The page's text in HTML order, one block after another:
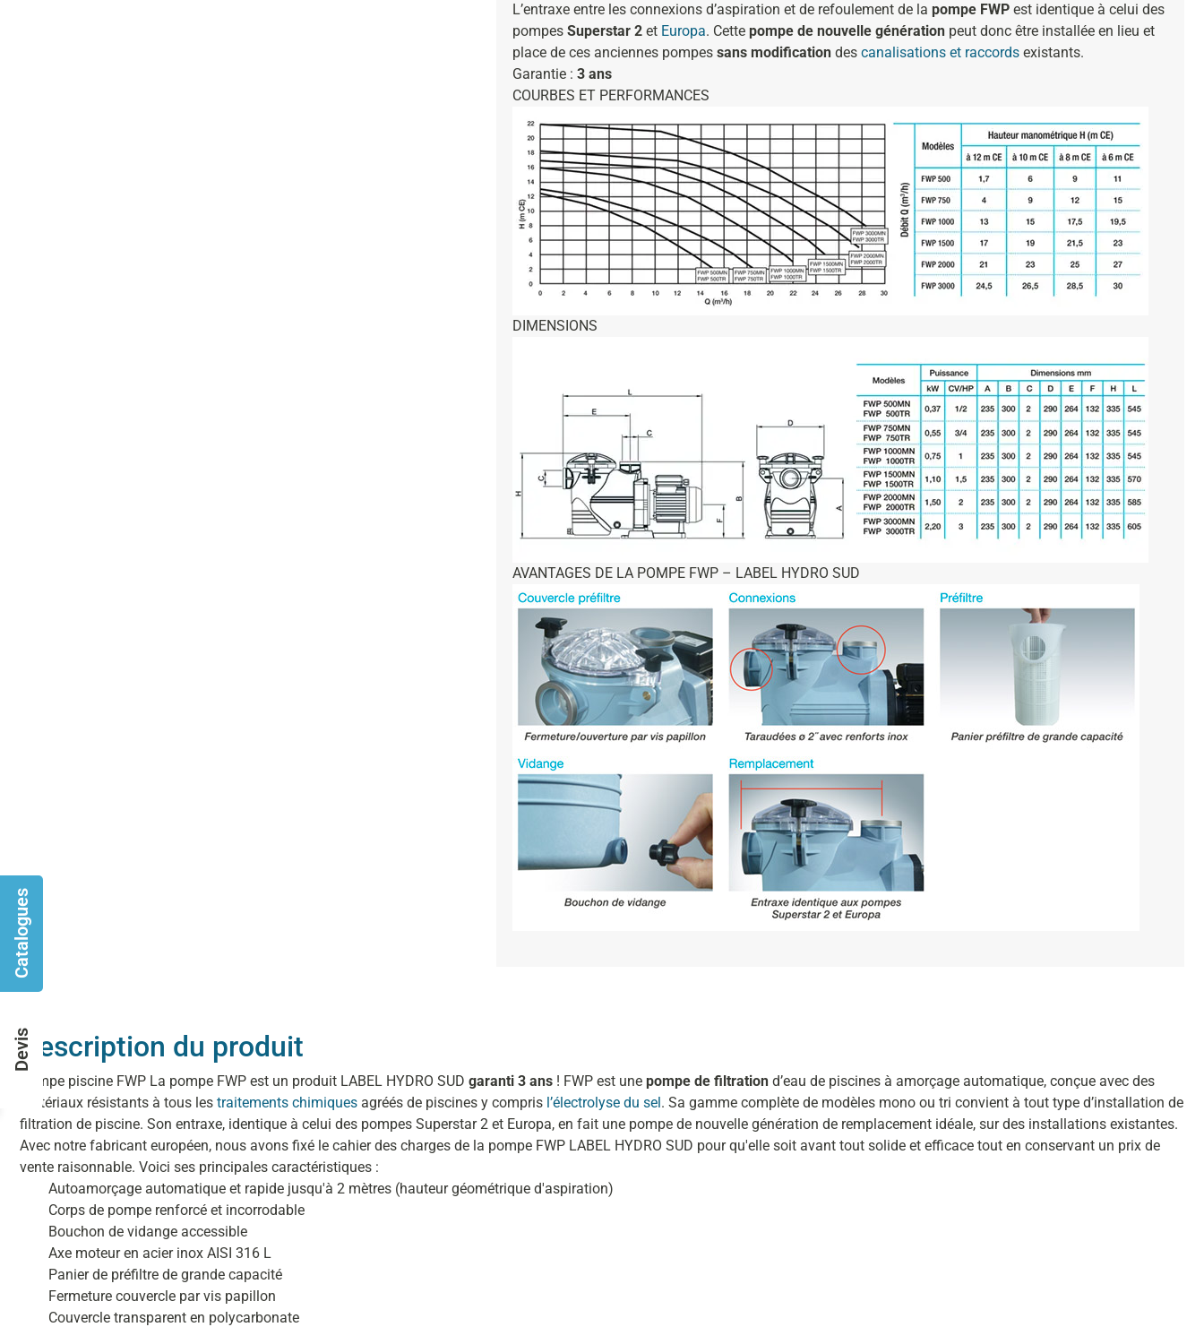
Catalogues
Devis
L’entraxe entre les connexions d’aspiration et de refoulement de la pompe FWPest identique à celui des
pompes Superstar 2et Europa. Cette pompe de nouvelle générationpeut donc être installée en lieu et
place de ces anciennes pompes sans modificationdes canalisations et raccordsexistants.
Garantie: 3 ans
COURBES ET PERFORMANCES
DIMENSIONS
AVANTAGES DE LA POMPE FWP – LABEL HYDRO SUD
Description du produit
Pompe piscine FWP La pompe FWP est un produit LABEL HYDRO SUD garanti 3 ans ! FWP est une pompe de filtration d’eau de piscines à amorçage automatique, conçue avec des
matériaux résistants à tous les traitements chimiques agréés de piscines y compris l’électrolyse du sel. Sa gamme complète de modèles mono ou tri convient à tout type d’installation de
filtration de piscine. Son entraxe, identique à celui des pompes Superstar 2 et Europa, en fait une pompe de nouvelle génération de remplacement idéale, sur des installations existantes.
Avec notre fabricant européen, nous avons fixé le cahier des charges de la pompe FWP LABEL HYDRO SUD pour qu'elle soit avant tout solide et efficace tout en conservant un prix de
vente raisonnable. Voici ses principales caractéristiques :
Autoamorçage automatique et rapide jusqu'à 2 mètres (hauteur géométrique d'aspiration)
Corps de pompe renforcé et incorrodable
Bouchon de vidange accessible
Axe moteur en acier inox AISI 316 L
Panier de préfiltre de grande capacité
Fermeture couvercle par vis papillon
Couvercle transparent en polycarbonate